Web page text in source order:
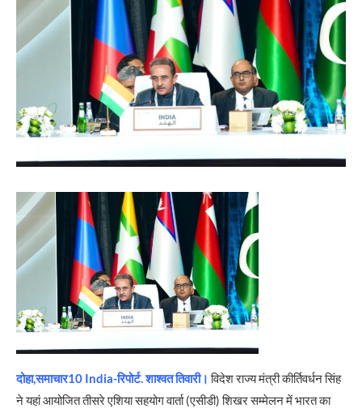
दोहा,समाचार10 India-रिपोर्ट. शाश्वत तिवारी। विदेश राज्य मंत्री कीर्तिवर्धन सिंह
ने यहां आयोजित तीसरे एशिया सहयोग वार्ता (एसीडी) शिखर सम्मेलन में भारत का